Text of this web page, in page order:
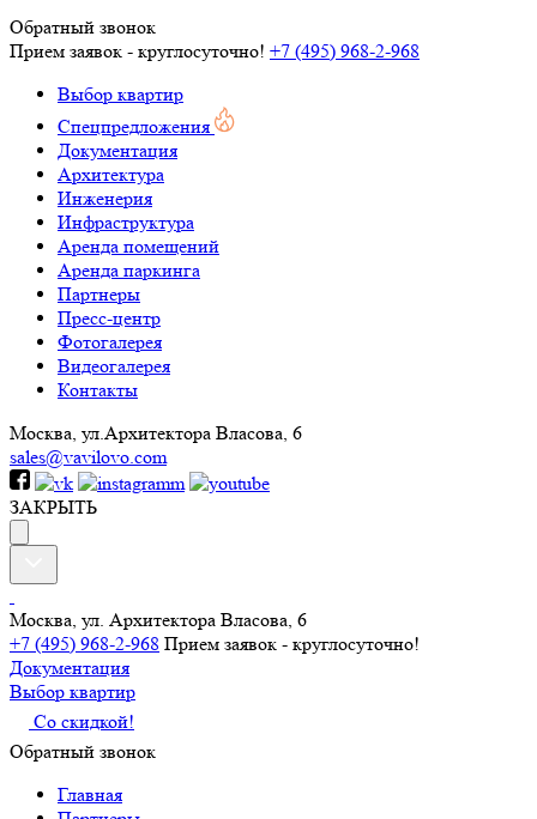
Обратный звонок
Прием заявок - круглосуточно! +7 (495) 968-2-968
Выбор квартир
Спецпредложения
Документация
Архитектура
Инженерия
Инфраструктура
Аренда помещений
Аренда паркинга
Партнеры
Пресс-центр
Фотогалерея
Видеогалерея
Контакты
Москва, ул.Архитектора Власова, 6
sales@vavilovo.com
ЗАКРЫТЬ
Москва, ул. Архитектора Власова, 6
+7 (495) 968-2-968 Прием заявок - круглосуточно!
Документация
Выбор квартир
Со скидкой!
Обратный звонок
Главная